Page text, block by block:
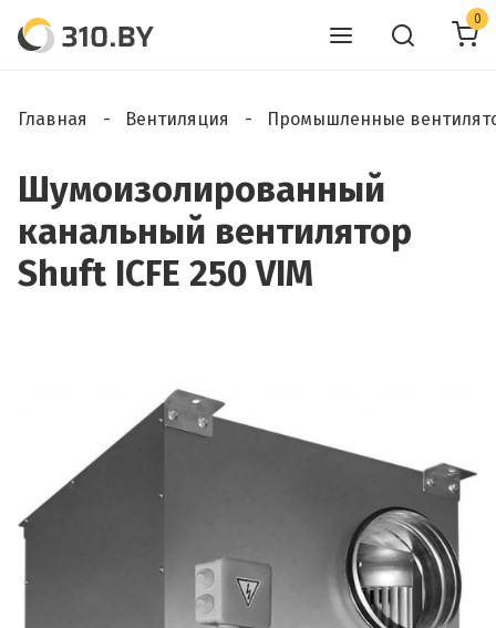
0
Главная Вентиляция Промышленные
Шумоизолированный
канальный вентилятор
Shuft ICFE 250 VIM